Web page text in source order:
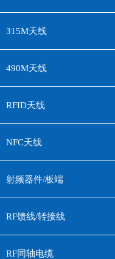
315M天线
490M天线
RFID天线
NFC天线
射频器件/板端
RF馈线/转接线
RF同轴电缆